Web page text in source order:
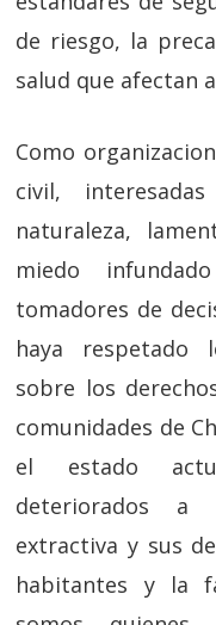
de riesgo, la
salud que afectan
Como
civil,
naturaleza,
miedo
tomadores de
haya respetado
sobre los
comunidades de
el estado
deteriorados a
extractiva y sus
habitantes y la